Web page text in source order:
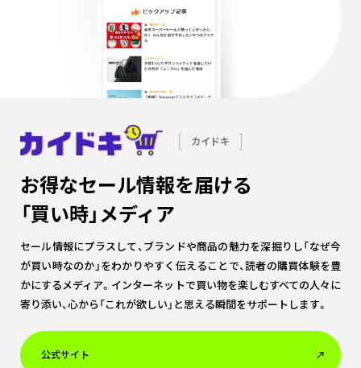
カイドキ
お得なセール情報を届ける
「買い時」メディア
セール情報にプラスして、ブランドや商品の魅力を深掘りし「なぜ今
が買い時なのか」をわかりやすく伝えることで、読者の購買体験を豊
かにするメディア。インターネットで買い物を楽しむすべての人々に
寄り添い、心から「これが欲しい」と思える瞬間をサポートします。
公式サイト